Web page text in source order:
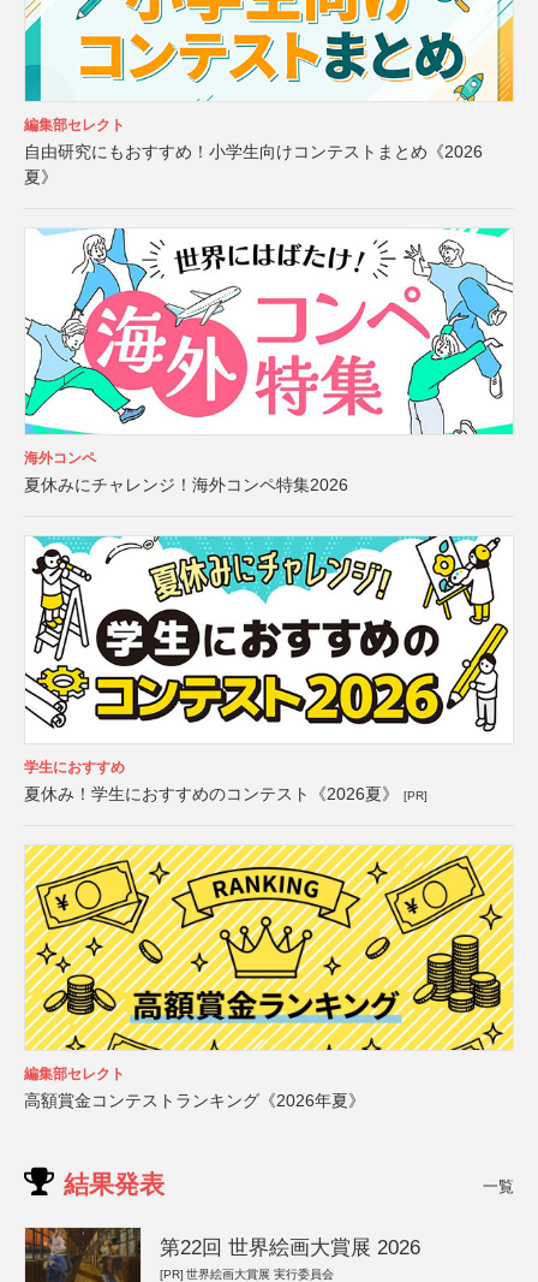
編集部セレクト
自由研究にもおすすめ！小学生向けコンテストまとめ《2026
夏》
海外コンペ
夏休みにチャレンジ！海外コンペ特集2026
学生におすすめ
夏休み！学生におすすめのコンテスト《2026夏》 [PR]
編集部セレクト
高額賞金コンテストランキング《2026年夏》
結果発表 一覧
第22回 世界絵画大賞展 2026
[PR] 世界絵画大賞展 実行委員会